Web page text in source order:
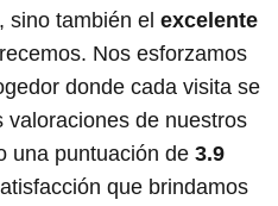
sino también el excelente
Nos esforzamos
donde cada visita se
valoraciones de nuestros
una puntuación de 3.9
que brindamos